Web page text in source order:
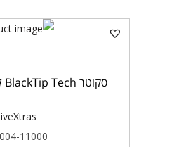
סקוטר BlackTip Tech ללא סוללות ומטען
11000